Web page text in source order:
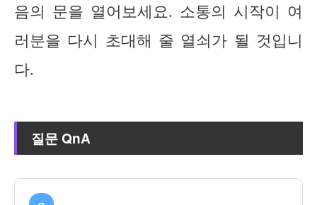
음의 문을 열어보세요. 소통의 시작이 여
러분을 다시 초대해 줄 열쇠가 될 것입니
다.
질문 QnA